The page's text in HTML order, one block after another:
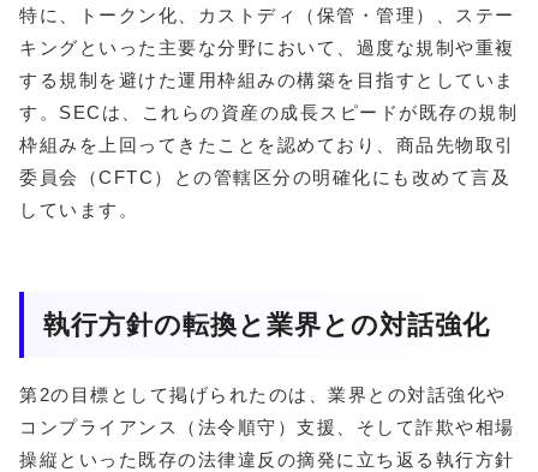
特に、トークン化、カストディ（保管・管理）、ステー
キングといった主要な分野において、過度な規制や重複
する規制を避けた運用枠組みの構築を目指すとしていま
す。SECは、これらの資産の成長スピードが既存の規制
枠組みを上回ってきたことを認めており、商品先物取引
委員会（CFTC）との管轄区分の明確化にも改めて言及
しています。
執行方針の転換と業界との対話強化
第2の目標として掲げられたのは、業界との対話強化や
コンプライアンス（法令順守）支援、そして詐欺や相場
操縦といった既存の法律違反の摘発に立ち返る執行方針